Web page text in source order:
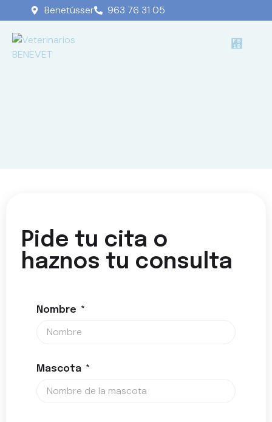
Benetússer 963 76 31 05
Pide tu cita o
haznos tu consulta
Nombre
Mascota